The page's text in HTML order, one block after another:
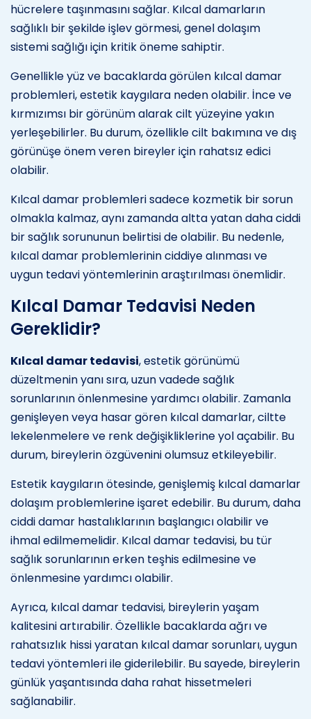
hücrelere taşınmasını sağlar. Kılcal damarların
sağlıklı bir şekilde işlev görmesi, genel dolaşım
sistemi sağlığı için kritik öneme sahiptir.
Genellikle yüz ve bacaklarda görülen kılcal damar
problemleri, estetik kaygılara neden olabilir. İnce ve
kırmızımsı bir görünüm alarak cilt yüzeyine yakın
yerleşebilirler. Bu durum, özellikle cilt bakımına ve dış
görünüşe önem veren bireyler için rahatsız edici
olabilir.
Kılcal damar problemleri sadece kozmetik bir sorun
olmakla kalmaz, aynı zamanda altta yatan daha ciddi
bir sağlık sorununun belirtisi de olabilir. Bu nedenle,
kılcal damar problemlerinin ciddiye alınması ve
uygun tedavi yöntemlerinin araştırılması önemlidir.
Kılcal Damar Tedavisi Neden
Gereklidir?
Kılcal damar tedavisi, estetik görünümü
düzeltmenin yanı sıra, uzun vadede sağlık
sorunlarının önlenmesine yardımcı olabilir. Zamanla
genişleyen veya hasar gören kılcal damarlar, ciltte
lekelenmelere ve renk değişikliklerine yol açabilir. Bu
durum, bireylerin özgüvenini olumsuz etkileyebilir.
Estetik kaygıların ötesinde, genişlemiş kılcal damarlar
dolaşım problemlerine işaret edebilir. Bu durum, daha
ciddi damar hastalıklarının başlangıcı olabilir ve
ihmal edilmemelidir. Kılcal damar tedavisi, bu tür
sağlık sorunlarının erken teşhis edilmesine ve
önlenmesine yardımcı olabilir.
Ayrıca, kılcal damar tedavisi, bireylerin yaşam
kalitesini artırabilir. Özellikle bacaklarda ağrı ve
rahatsızlık hissi yaratan kılcal damar sorunları, uygun
tedavi yöntemleri ile giderilebilir. Bu sayede, bireylerin
günlük yaşantısında daha rahat hissetmeleri
sağlanabilir.